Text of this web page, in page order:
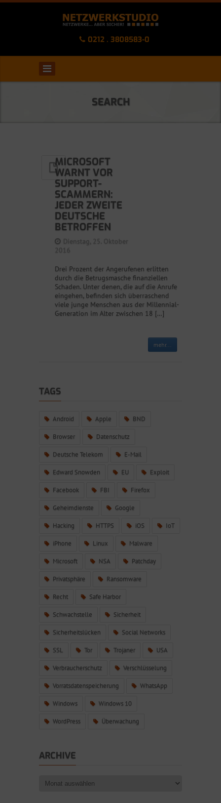
0212 . 3808583-0
SEARCH
MICROSOFT
WARNT VOR
SUPPORT-
SCAMMERN:
JEDER ZWEITE
DEUTSCHE
BETROFFEN
Dienstag, 25. Oktober
2016
Drei Prozent der Angerufenen erlitten
durch die Betrugsmasche finanziellen
Schaden. Unter denen, die auf die Anrufe
eingehen, befinden sich überraschend
viele junge Menschen aus der Millennial-
Generation im Alter zwischen 18 […]
mehr...
TAGS
Android Apple BND
Browser Datenschutz
Deutsche Telekom E-Mail
Edward Snowden EU Exploit
Facebook FBI Firefox
Geheimdienste Google
Hacking HTTPS iOS IoT
iPhone Linux Malware
Microsoft NSA Patchday
Privatsphäre Ransomware
Recht Safe Harbor
Schwachstelle Sicherheit
Sicherheitslücken Social Networks
SSL Tor Trojaner USA
Verbraucherschutz Verschlüsselung
Vorratsdatenspeicherung WhatsApp
Windows Windows 10
WordPress Überwachung
ARCHIVE